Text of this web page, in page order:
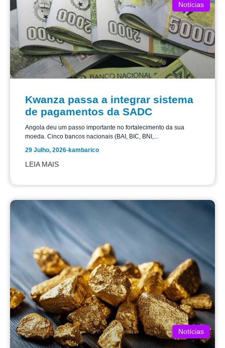
Notícias
Kwanza passa a integrar sistema
de pagamentos da SADC
Angola deu um passo importante no fortalecimento da sua
moeda. Cinco bancos nacionais (BAI, BIC, BNI,...
29 Julho, 2026-kambarico
LEIA MAIS
Notícias